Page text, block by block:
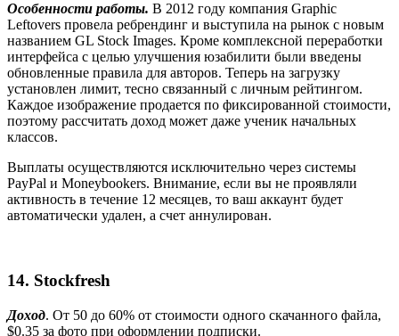
Особенности работы. В 2012 году компания Graphic
Leftovers провела ребрендинг и выступила на рынок с новым
названием GL Stock Images. Кроме комплексной переработки
интерфейса с целью улучшения юзабилити были введены
обновленные правила для авторов. Теперь на загрузку
установлен лимит, тесно связанный с личным рейтингом.
Каждое изображение продается по фиксированной стоимости,
поэтому рассчитать доход может даже ученик начальных
классов.
Выплаты осуществляются исключительно через системы
PayPal и Moneybookers. Внимание, если вы не проявляли
активность в течение 12 месяцев, то ваш аккаунт будет
автоматически удален, а счет аннулирован.
14. Stockfresh
Доход. От 50 до 60% от стоимости одного скачанного файла,
$0.35 за фото при оформлении подписки.